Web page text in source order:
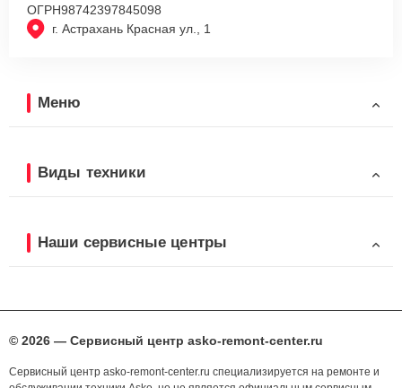
г. Астрахань Красная ул., 1
ОГРН98742397845098
Меню
Виды техники
Наши сервисные центры
© 2026 — Сервисный центр asko-remont-center.ru
Сервисный центр asko-remont-center.ru специализируется на ремонте и